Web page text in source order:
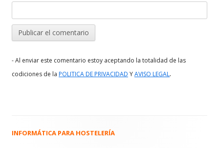
- Al enviar este comentario estoy aceptando la totalidad de las
codiciones de la POLITICA DE PRIVACIDAD YAVISO LEGAL.
Barra
INFORMÁTICA PARA HOSTELERÍA